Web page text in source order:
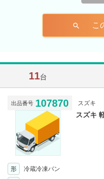
search こ
11台
出品番号 107870 スズキ
スズキ
形 冷蔵冷凍バン